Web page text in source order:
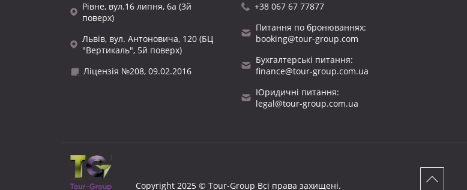
Рівне, вул.16 липня, 6а (3й
поверх)
Львів, вул. Антоновича, 120 (БЦ
"Вертикаль", 5й поверх)
Ліцензія №208, 09.02.2016
+38 067 67 77877
Питання по бронюваннях:
booking@tour-group.com
Бухгалтерські питання:
finance@tour-group.com.ua
Юридичні питання:
legal@tour-group.com.ua
Copyright 2025 © Tour-Group Всі права захищені.